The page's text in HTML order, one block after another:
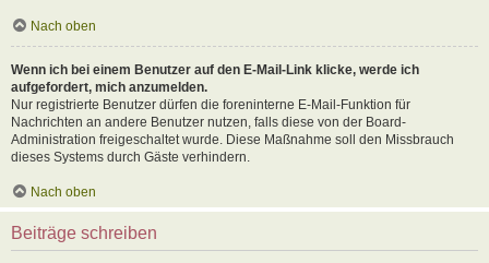
Nach oben
Wenn ich bei einem Benutzer auf den E-Mail-Link klicke, werde ich
aufgefordert, mich anzumelden.
Nur registrierte Benutzer dürfen die foreninterne E-Mail-Funktion für
Nachrichten an andere Benutzer nutzen, falls diese von der Board-
Administration freigeschaltet wurde. Diese Maßnahme soll den Missbrauch
dieses Systems durch Gäste verhindern.
Nach oben
Beiträge schreiben